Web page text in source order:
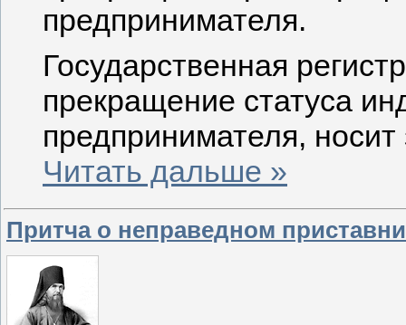
предпринимателя.
Государственная
прекращение статуса
предпринимателя,
Читать дальше »
Притча о неправедном